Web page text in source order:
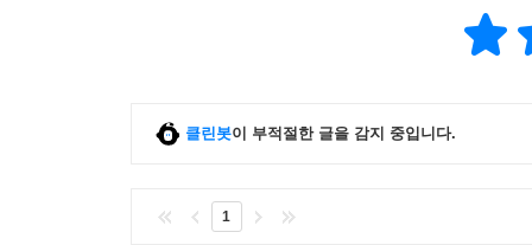
05 지방자치와 주민
06 정부 간 이론
UNIT 1 정부 간 관계
클린봇이 부적절한 글을 감지 중입니다.
1